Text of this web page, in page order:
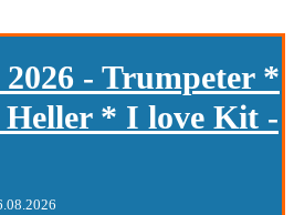
2026 - Trumpeter *
Heller * I love Kit -